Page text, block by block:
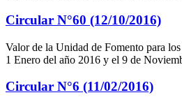
Circular N°60 (12/10/2016)
Valor de la Unidad de Fomento para
1 Enero del año 2016 y el 9 de
Circular N°6 (11/02/2016)